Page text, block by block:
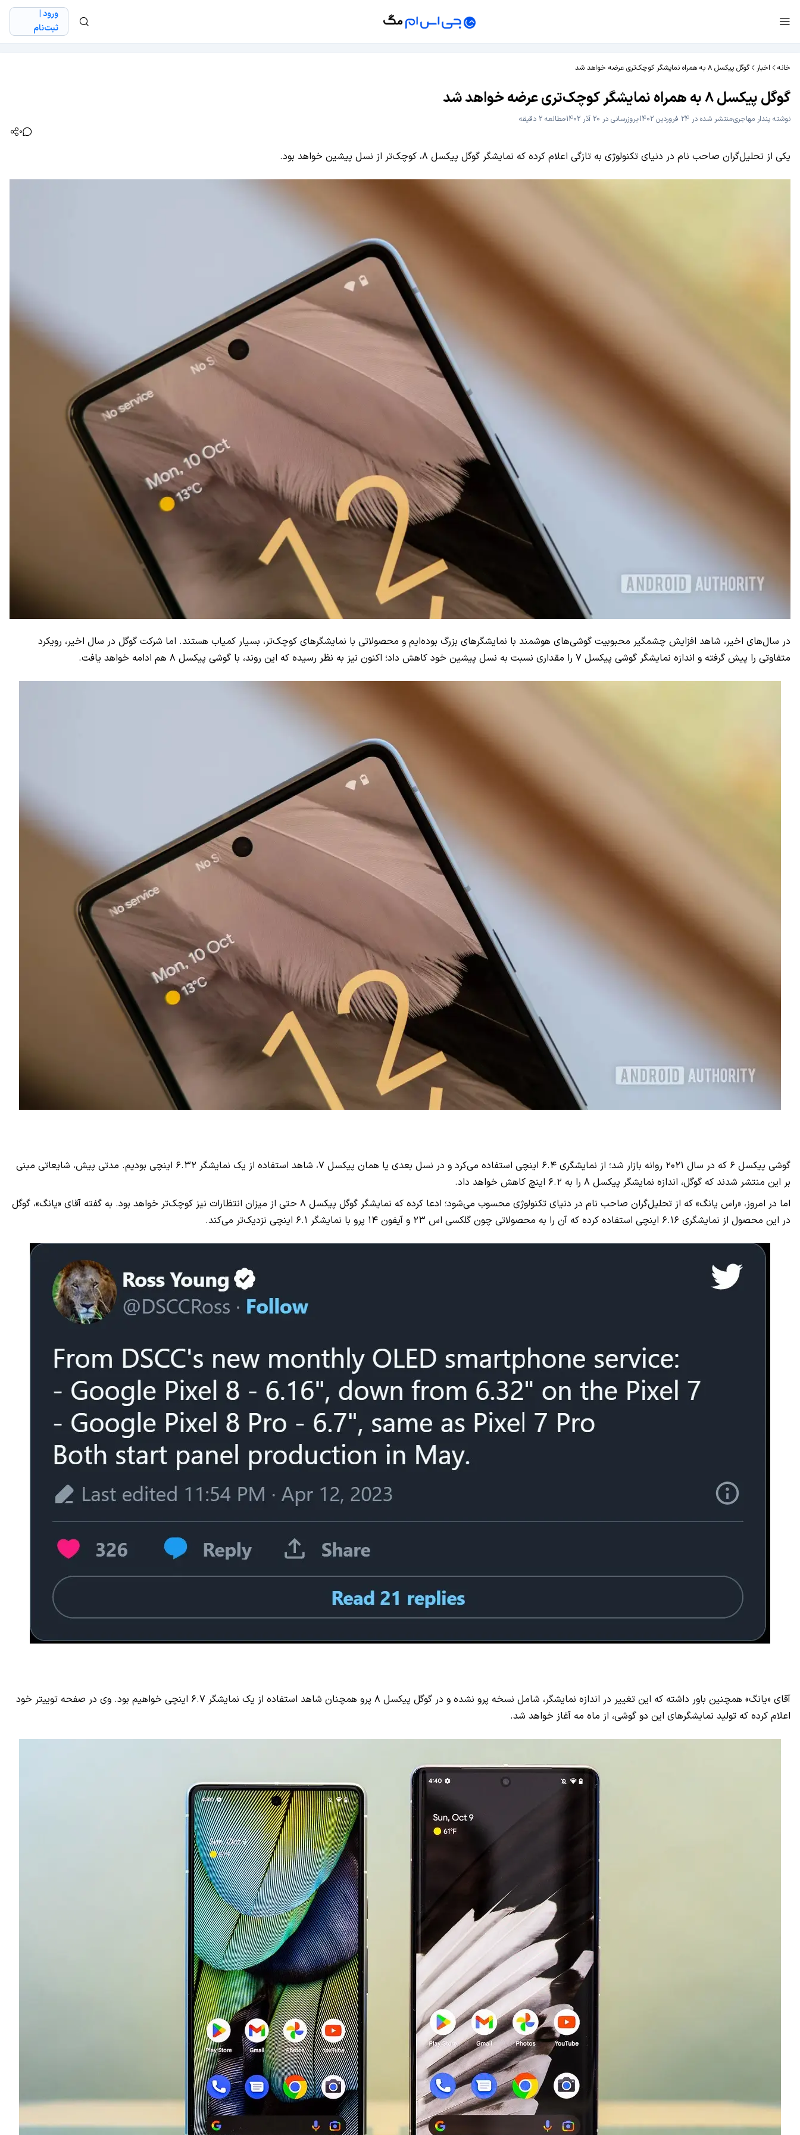
ورود |
ثبت‌نام
خانه اخبار گوگل پیکسل ۸ به همراه نمایشگر کوچک‌تری عرضه خواهد شد
گوگل پیکسل ۸ به همراه نمایشگر کوچک‌تری عرضه خواهد شد
نوشته پندار مهاجریمنتشر شده در 24 فروردین 1402 بروزرسانی در 20 آذر 1402
مطالعه 2 دقیقه
0
یکی از تحلیل‌گران صاحب‌ نام در دنیای تکنولوژی به تازگی اعلام کرده که نمایشگر گوگل پیکسل ۸، کوچک‌تر از نسل پیشین خواهد بود.
در سال‌های اخیر، شاهد افزایش چشمگیر محبوبیت گوشی‌های هوشمند با نمایشگر‌های بزرگ بوده‌ایم و محصولاتی با نمایشگر‌های کوچک‌تر، بسیار کمیاب هستند. اما شرکت گوگل در سال اخیر، رویکرد
متفاوتی را پیش گرفته و اندازه نمایشگر گوشی پیکسل ۷ را مقداری نسبت به نسل پیشین خود کاهش داد؛ اکنون نیز به نظر رسیده که این روند، با گوشی پیکسل ۸ هم ادامه خواهد یافت.
گوشی پیکسل ۶ که در سال ۲۰۲۱ روانه بازار شد؛ از نمایشگری ۶.۴ اینچی استفاده می‌کرد و در نسل بعدی یا همان پیکسل ۷، شاهد استفاده از یک نمایشگر ۶.۳۲ اینچی بودیم. مدتی پیش، شایعاتی مبنی
بر این منتشر شدند که گوگل، اندازه نمایشگر پیکسل ۸ را به ۶.۲ اینچ کاهش خواهد داد.
اما در امروز، «راس یانگ» که از تحلیل‌گران صاحب نام در دنیای تکنولوژی محسوب می‌شود؛ ادعا کرده که نمایشگر گوگل پیکسل ۸ حتی از میزان انتظارات نیز کوچک‌تر خواهد بود. به گفته آقای «یانگ»، گوگل
در این محصول از نمایشگری ۶.۱۶ اینچی استفاده کرده که آن را به محصولاتی چون گلکسی اس ۲۳ و آیفون ۱۴ پرو با نمایشگر ۶.۱ اینچی نزدیک‌تر می‌کند.
آقای «یانگ» همچنین باور داشته که این تغییر در اندازه نمایشگر، شامل نسخه پرو نشده و در گوگل پیکسل ۸ پرو همچنان شاهد استفاده از یک نمایشگر ۶.۷ اینچی خواهیم بود. وی در صفحه توییتر خود
اعلام کرده که تولید نمایشگر‌های‌ این دو گوشی، از ماه مه آغاز خواهد شد.